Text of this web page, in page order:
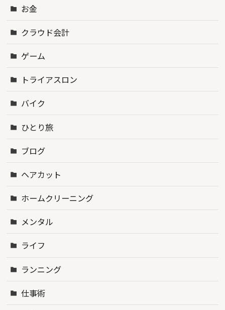
お金
クラウド会計
ゲーム
トライアスロン
バイク
ひとり旅
ブログ
ヘアカット
ホームクリーニング
メンタル
ライフ
ランニング
仕事術